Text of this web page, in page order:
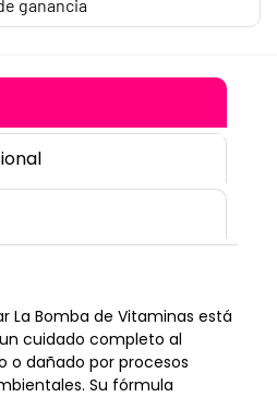
ganancia
La Bomba de Vitaminas está
cuidado completo al
o dañado por procesos
Su fórmula